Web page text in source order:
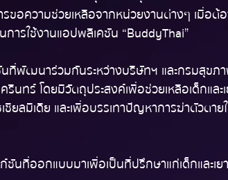
รขอความช่วยเหลือจากหน่วยงานต่างๆ เมื่อ
รใช้งานแอปพลิเคชัน “BuddyThai”
ที่พัฒนาร่วมกันระหว่างบริษัทฯ และกรมสุขภ
นทร์ โดยมีวัตถุประสงค์เพื่อช่วยเหลือเด็กและ
ชียลมีเดีย และเพื่อบรรเทาปัญหาการฆ่าตัวตา
ที่ออกแบบมาเพื่อเป็นที่ปรึกษาแก่เด็กและเย